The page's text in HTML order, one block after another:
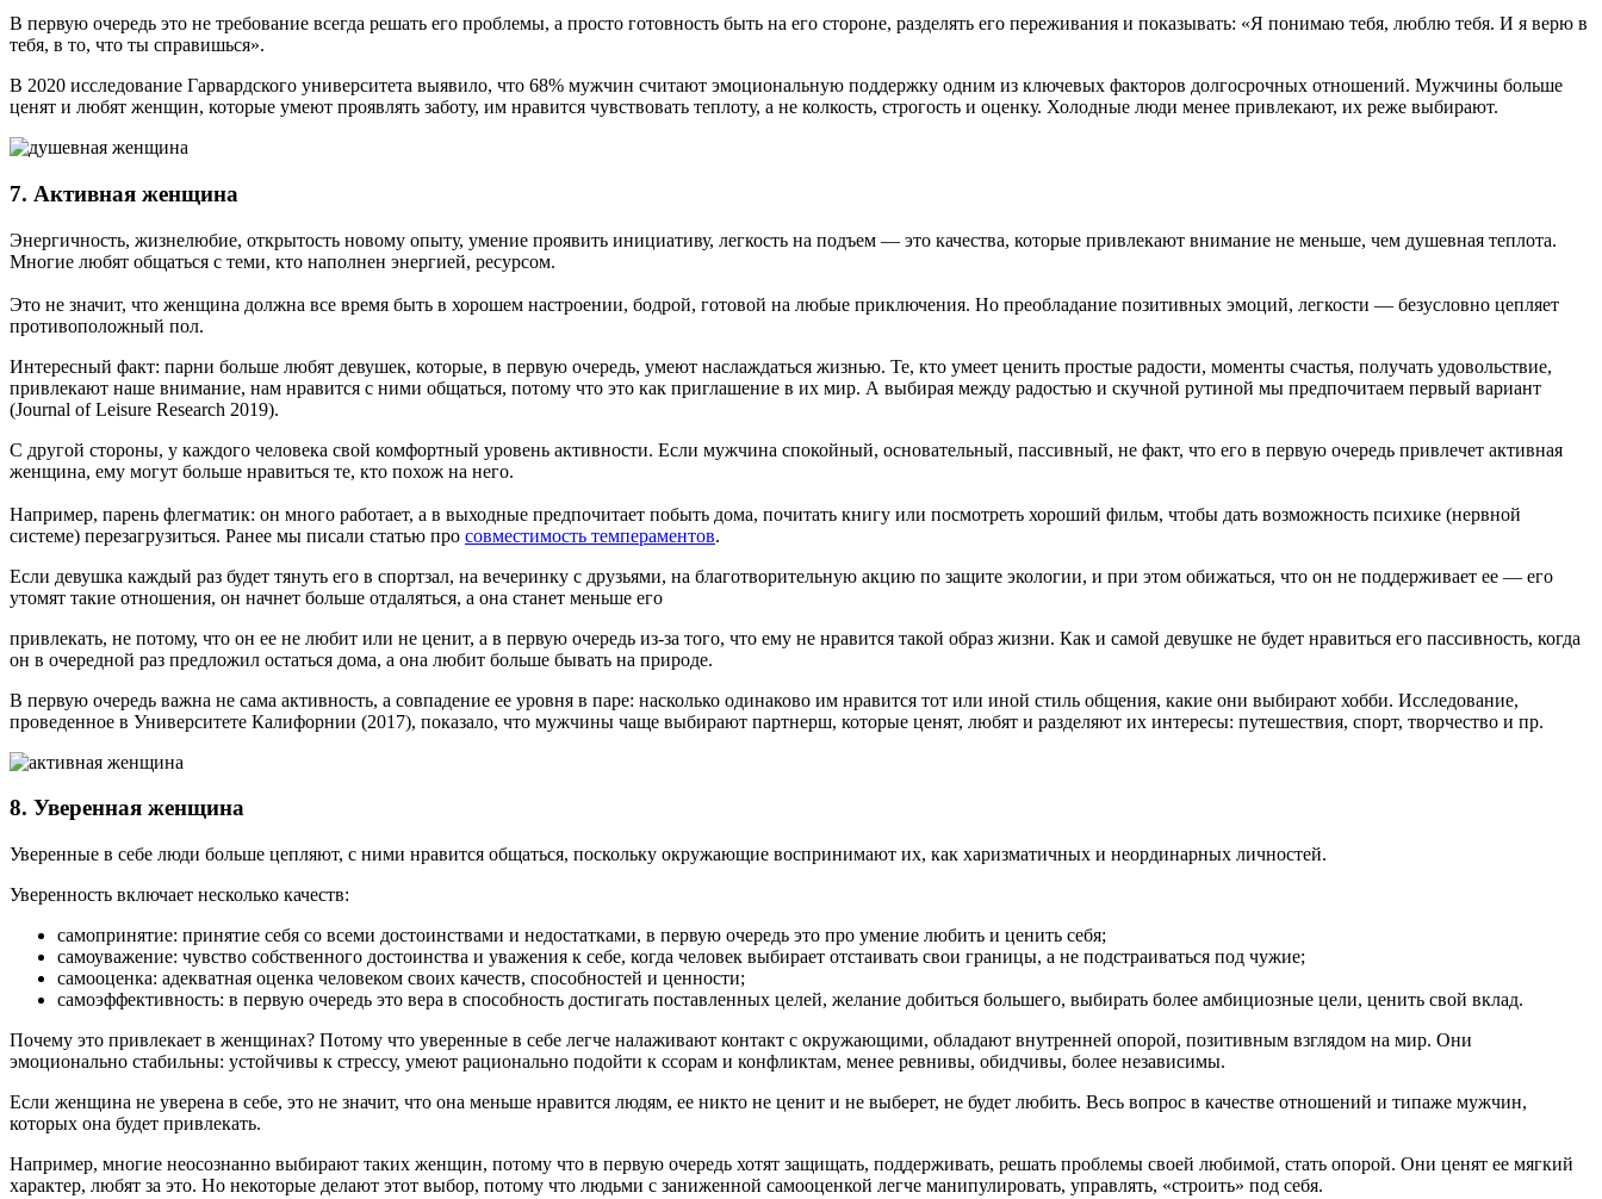
В первую очередь это не требование всегда решать его проблемы, а просто готовность быть на его стороне, разделять его переживания и показывать: «Я понимаю тебя, люблю тебя. И я верю в
тебя, в то, что ты справишься».
В 2020 исследование Гарвардского университета выявило, что 68% мужчин считают эмоциональную поддержку одним из ключевых факторов долгосрочных отношений. Мужчины больше
ценят и любят женщин, которые умеют проявлять заботу, им нравится чувствовать теплоту, а не колкость, строгость и оценку. Холодные люди менее привлекают, их реже выбирают.
7. Активная женщина
Энергичность, жизнелюбие, открытость новому опыту, умение проявить инициативу, легкость на подъем — это качества, которые привлекают внимание не меньше, чем душевная теплота.
Многие любят общаться с теми, кто наполнен энергией, ресурсом.
Это не значит, что женщина должна все время быть в хорошем настроении, бодрой, готовой на любые приключения. Но преобладание позитивных эмоций, легкости — безусловно цепляет
противоположный пол.
Интересный факт: парни больше любят девушек, которые, в первую очередь, умеют наслаждаться жизнью. Те, кто умеет ценить простые радости, моменты счастья, получать удовольствие,
привлекают наше внимание, нам нравится с ними общаться, потому что это как приглашение в их мир. А выбирая между радостью и скучной рутиной мы предпочитаем первый вариант
(Journal of Leisure Research 2019).
С другой стороны, у каждого человека свой комфортный уровень активности. Если мужчина спокойный, основательный, пассивный, не факт, что его в первую очередь привлечет активная
женщина, ему могут больше нравиться те, кто похож на него.
Например, парень флегматик: он много работает, а в выходные предпочитает побыть дома, почитать книгу или посмотреть хороший фильм, чтобы дать возможность психике (нервной
системе) перезагрузиться. Ранее мы писали статью про совместимость темпераментов.
Если девушка каждый раз будет тянуть его в спортзал, на вечеринку с друзьями, на благотворительную акцию по защите экологии, и при этом обижаться, что он не поддерживает ее — его
утомят такие отношения, он начнет больше отдаляться, а она станет меньше его
привлекать, не потому, что он ее не любит или не ценит, а в первую очередь из-за того, что ему не нравится такой образ жизни. Как и самой девушке не будет нравиться его пассивность, когда
он в очередной раз предложил остаться дома, а она любит больше бывать на природе.
В первую очередь важна не сама активность, а совпадение ее уровня в паре: насколько одинаково им нравится тот или иной стиль общения, какие они выбирают хобби. Исследование,
проведенное в Университете Калифорнии (2017), показало, что мужчины чаще выбирают партнерш, которые ценят, любят и разделяют их интересы: путешествия, спорт, творчество и пр.
8. Уверенная женщина
Уверенные в себе люди больше цепляют, с ними нравится общаться, поскольку окружающие воспринимают их, как харизматичных и неординарных личностей.
Уверенность включает несколько качеств:
самопринятие: принятие себя со всеми достоинствами и недостатками, в первую очередь это про умение любить и ценить себя;
самоуважение: чувство собственного достоинства и уважения к себе, когда человек выбирает отстаивать свои границы, а не подстраиваться под чужие;
самооценка: адекватная оценка человеком своих качеств, способностей и ценности;
самоэффективность: в первую очередь это вера в способность достигать поставленных целей, желание добиться большего, выбирать более амбициозные цели, ценить свой вклад.
Почему это привлекает в женщинах? Потому что уверенные в себе легче налаживают контакт с окружающими, обладают внутренней опорой, позитивным взглядом на мир. Они
эмоционально стабильны: устойчивы к стрессу, умеют рационально подойти к ссорам и конфликтам, менее ревнивы, обидчивы, более независимы.
Если женщина не уверена в себе, это не значит, что она меньше нравится людям, ее никто не ценит и не выберет, не будет любить. Весь вопрос в качестве отношений и типаже мужчин,
которых она будет привлекать.
Например, многие неосознанно выбирают таких женщин, потому что в первую очередь хотят защищать, поддерживать, решать проблемы своей любимой, стать опорой. Они ценят ее мягкий
характер, любят за это. Но некоторые делают этот выбор, потому что людьми с заниженной самооценкой легче манипулировать, управлять, «строить» под себя.